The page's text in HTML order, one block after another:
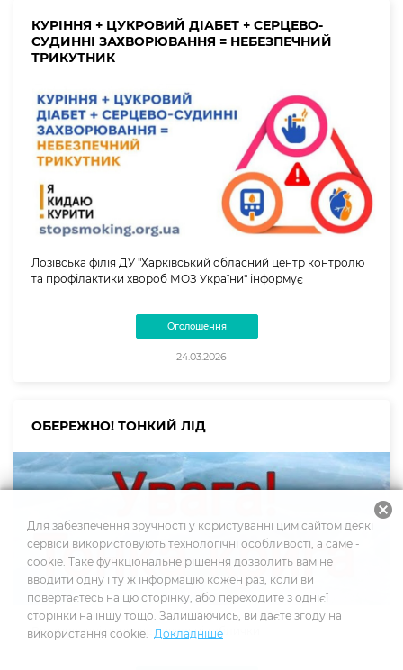
КУРІННЯ + ЦУКРОВИЙ ДІАБЕТ + СЕРЦЕВО-
СУДИННІ ЗАХВОРЮВАННЯ = НЕБЕЗПЕЧНИЙ
ТРИКУТНИК
Лозівська філія ДУ "Харківський обласний центр контролю
та профілактики хвороб МОЗ України" інформує
Оголошення
24.03.2026
ОБЕРЕЖНО! ТОНКИЙ ЛІД
Встановлені попереджувальні таблички
Для забезпечення зручності у користуванні цим сайтом деякі
сервіси використовують технологічні особливості, а саме -
cookie. Таке функціональне рішення дозволить вам не
вводити одну і ту ж інформацію кожен раз, коли ви
повертаєтесь на цю сторінку, або переходите з однієї
сторінки на іншу тощо. Залишаючись, ви даєте згоду на
використання cookie. Докладніше
cancel